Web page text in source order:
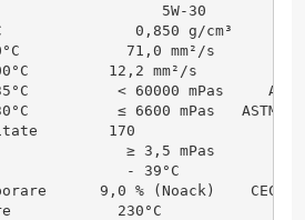
5W-30
0,850 g/cm³
71,0 mm²/s
12,2 mm²/s
< 60000 mPas
≤ 6600 mPas   ASTM D
170
≥ 3,5 mPas
- 39°C
9,0 % (Noack)    CEC-L-
230°C